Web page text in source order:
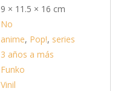
9 × 11.5 × 16 cm
No
anime, Pop!, series
3 años a más
Funko
Vinil